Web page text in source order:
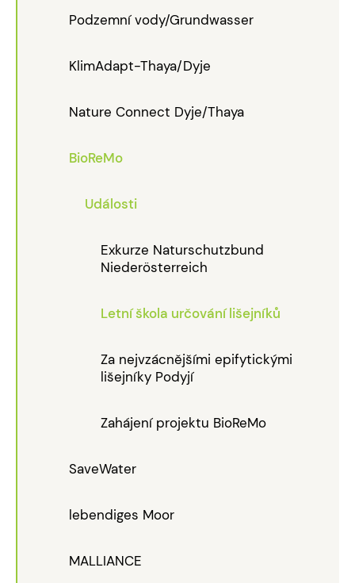
Podzemní vody/Grundwasser
KlimAdapt-Thaya/Dyje
Nature Connect Dyje/Thaya
BioReMo
Události
Exkurze Naturschutzbund
Niederösterreich
Letní škola určování lišejníků
Za nejvzácnějšími epifytickými
lišejníky Podyjí
Zahájení projektu BioReMo
SaveWater
lebendiges Moor
MALLIANCE